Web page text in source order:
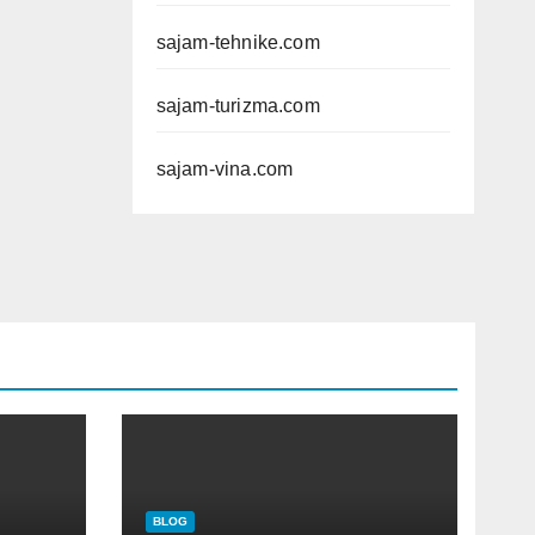
sajam-tehnike.com
sajam-turizma.com
sajam-vina.com
BLOG